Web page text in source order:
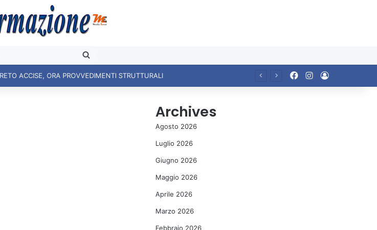
ACCISE, ORA PROVVEDIMENTI STRUTTURALI FacebookInstagram
Archives
Agosto 2026
Luglio 2026
Giugno 2026
Maggio 2026
Aprile 2026
Marzo 2026
Febbraio 2026